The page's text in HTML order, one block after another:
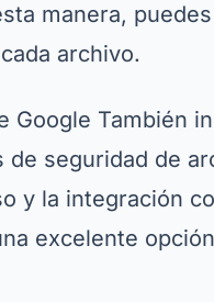
manera,
archivo.
Google También
de seguridad de
y la integración
excelente